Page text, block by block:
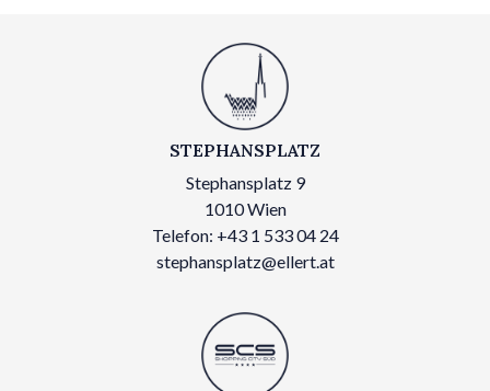
STEPHANSPLATZ
Stephansplatz 9
1010 Wien
Telefon: +43 1 533 04 24
stephansplatz@ellert.at